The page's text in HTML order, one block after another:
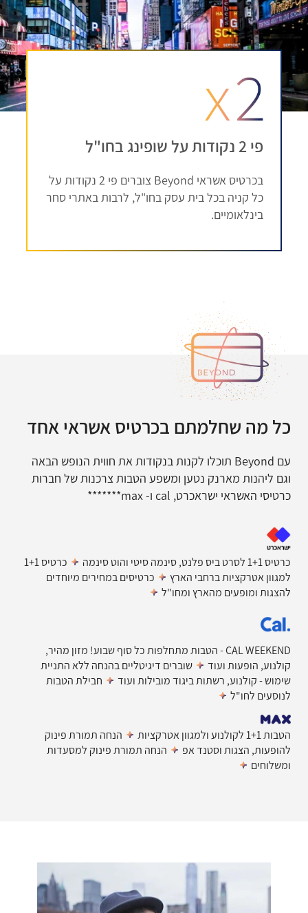
פי 2 נקודות על שופינג בחו"ל
בכרטיס אשראי Beyond צוברים פי 2 נקודות על
כל קניה בכל בית עסק בחו"ל, לרבות באתרי סחר
בינלאומיים.
כל מה שחלמתם בכרטיס אשראי אחד
עם Beyond תוכלו לקנות בנקודות את חווית הנופש הבאה
וגם ליהנות מארנק נטען ומשפע הטבות צרכנות של חברות
כרטיסי האשראי ישראכרט, cal ו- max*******
Isracard
כרטיס 1+1 לסרט ביס פלנט, סינמה סיטי והוט סינמה
כרטיס 1+1
למגוון אטרקציות ברחבי הארץ
כרטיסים במחירים מיוחדים
להצגות ומופעים מהארץ ומחו"ל
Cal
CAL WEEKEND - הטבות מתחלפות כל סוף שבוע! מזון מהיר,
קולנוע, הופעות ועוד
שוברים דיגיטליים בהנחה ללא התניית
שימוש - קולנוע, רשתות ביגוד מובילות ועוד
חבילת הטבות
לנוסעים לחו"ל
Max
הטבות 1+1 לקולנוע ולמגוון אטרקציות
הנחה תמורת פינוק
להופעות, הצגות וסטנד אפ
הנחה תמורת פינוק למסעדות
ומשלוחים